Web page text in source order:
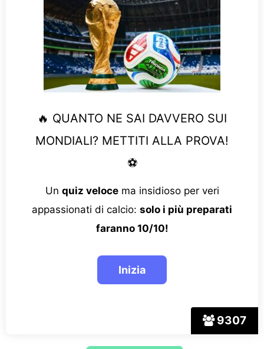
9307
🔥 QUANTO NE SAI DAVVERO SUI
MONDIALI? METTITI ALLA PROVA!
⚽
Un quiz velocema insidioso per veri
appassionati di calcio: solo i più preparati
faranno 10/10!